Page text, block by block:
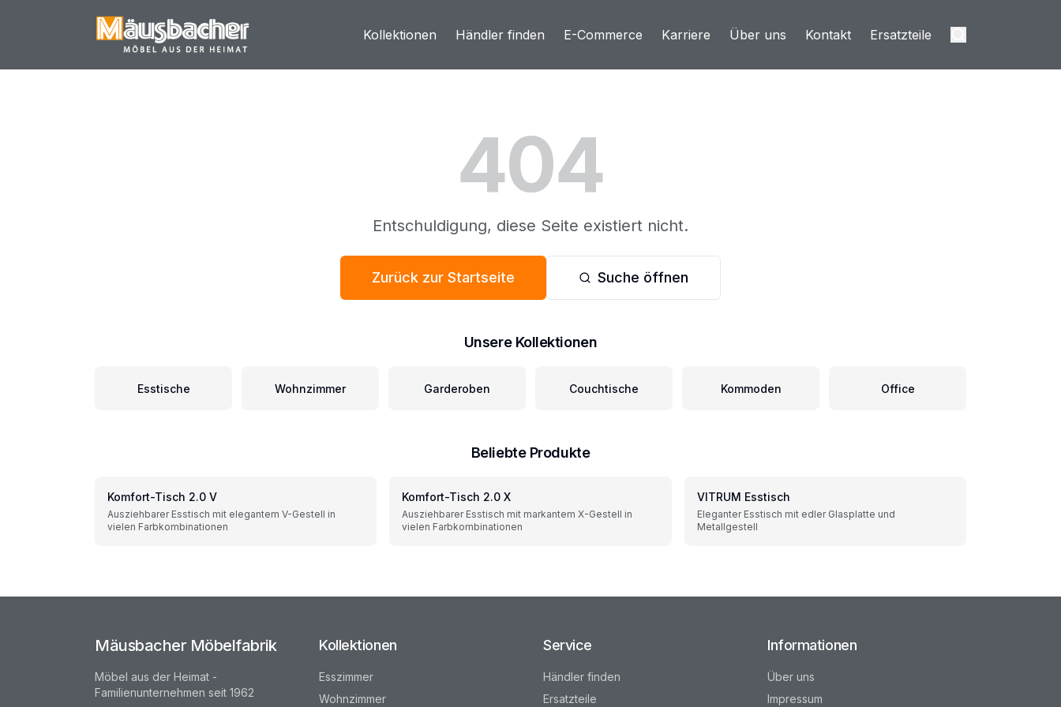
Kollektionen Händler finden E-Commerce Karriere Über uns Kontakt Ersatzteile
404
Entschuldigung, diese Seite existiert nicht.
Zurück zur Startseite Suche öffnen
Unsere Kollektionen
Esstische Wohnzimmer Garderoben Couchtische Kommoden Office
Beliebte Produkte
Komfort-Tisch 2.0 V
Ausziehbarer Esstisch mit elegantem V-Gestell in
vielen Farbkombinationen
Komfort-Tisch 2.0 X
Ausziehbarer Esstisch mit markantem X-Gestell in
vielen Farbkombinationen
VITRUM Esstisch
Eleganter Esstisch mit edler Glasplatte und
Metallgestell
Mäusbacher Möbelfabrik
Möbel aus der Heimat -
Familienunternehmen seit 1962
Kollektionen
Esszimmer
Wohnzimmer
Service
Händler finden
Ersatzteile
Informationen
Über uns
Impressum